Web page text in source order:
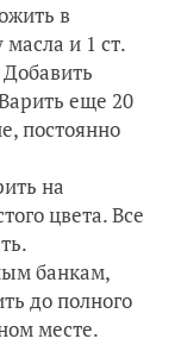
в
и 1 ст.
еще 20
постоянно
на
цвета. Все
банкам,
до полного
месте.